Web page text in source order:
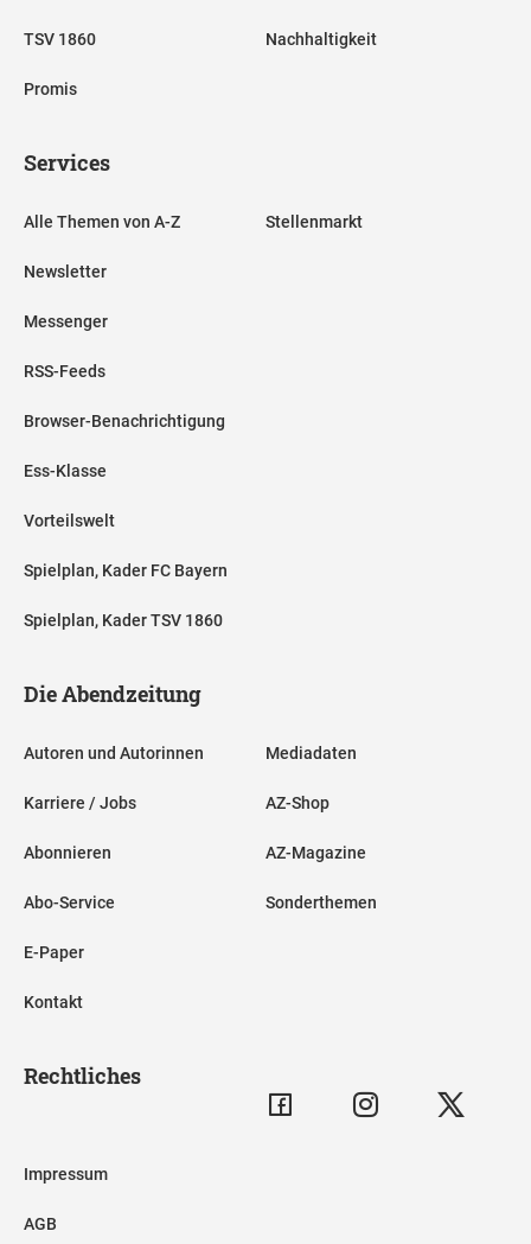
TSV 1860
Promis
Nachhaltigkeit
Services
Alle Themen von A-Z
Newsletter
Messenger
RSS-Feeds
Browser-Benachrichtigung
Ess-Klasse
Vorteilswelt
Spielplan, Kader FC Bayern
Spielplan, Kader TSV 1860
Stellenmarkt
Die Abendzeitung
Autoren und Autorinnen
Karriere / Jobs
Abonnieren
Abo-Service
E-Paper
Kontakt
Mediadaten
AZ-Shop
AZ-Magazine
Sonderthemen
Rechtliches
Impressum
AGB